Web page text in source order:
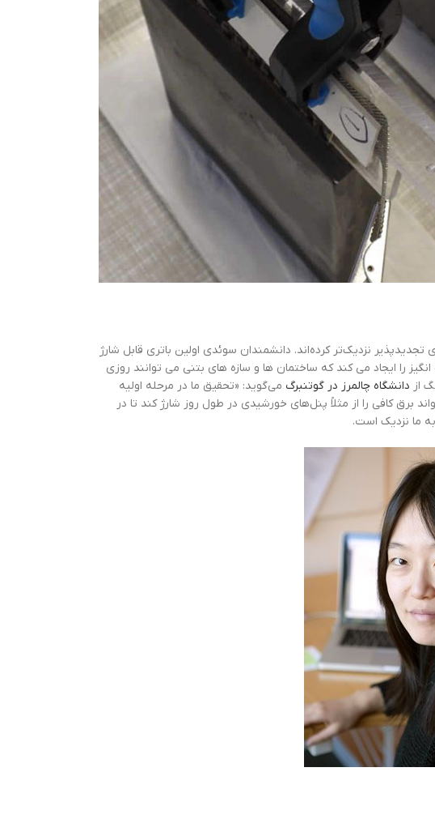
نزدیک‌تر کرده‌اند. دانشمندان سوئدی اولین باتری قابل شارژ
را ایجاد می کند که ساختمان ها و سازه های بتنی می توانند روزی
از دانشگاه چالمرز در گوتنبرگ می‌گوید: «تحقیق ما در مرحله اولیه
برق کافی را از مثلاً پنل‌های خورشیدی در طول روز شارژ کند تا در
ما نزدیک است.